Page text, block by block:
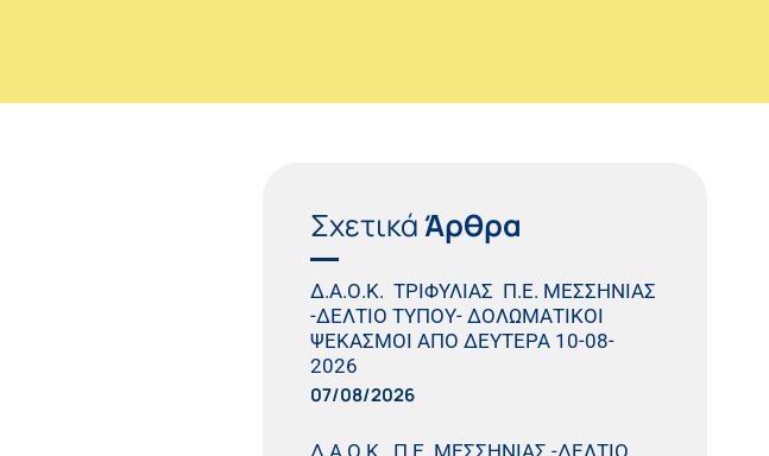
Σχετικά Άρθρα
Δ.Α.Ο.Κ. ΤΡΙΦΥΛΙΑΣ Π.Ε. ΜΕΣΣΗΝΙΑΣ
-ΔΕΛΤΙΟ ΤΥΠΟΥ- ΔΟΛΩΜΑΤΙΚΟΙ
ΨΕΚΑΣΜΟΙ ΑΠΟ ΔΕΥΤΕΡΑ 10-08-
2026
07/08/2026